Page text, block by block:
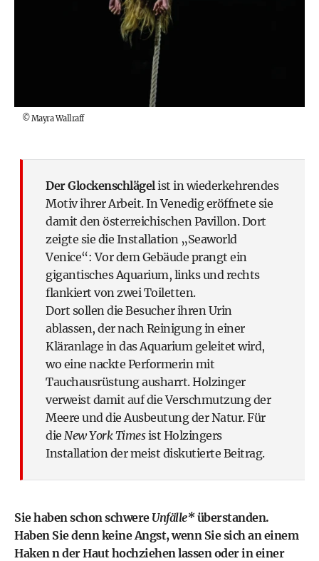
©Mayra Wallraff
Der Glockenschlägel ist in wiederkehrendes
Motiv ihrer Arbeit. In Venedig eröffnete sie
damit den österreichischen Pavillon. Dort
zeigte sie die Installation „Seaworld
Venice“: Vor dem Gebäude prangt ein
gigantisches Aquarium, links und rechts
flankiert von zwei Toiletten.
Dort sollen die Besucher ihren Urin
ablassen, der nach Reinigung in einer
Kläranlage in das Aquarium geleitet wird,
wo eine nackte Performerin mit
Tauchausrüstung ausharrt. Holzinger
verweist damit auf die Verschmutzung der
Meere und die Ausbeutung der Natur. Für
die New York Timesist Holzingers
Installation der meist diskutierte Beitrag.
Sie haben schon schwere Unfälle*überstanden.
Haben Sie denn keine Angst, wenn Sie sich an einem
Haken n der Haut hochziehen lassen oder in einer